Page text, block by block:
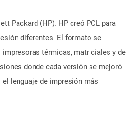
Packard (HP). HP creó PCL para
diferentes. El formato se
térmicas, matriciales y de
donde cada versión se mejoró
lenguaje de impresión más